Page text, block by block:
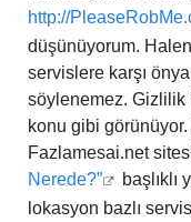
http://
düşünüyorum.
servislere karşı
söylenemez. Gizlilik
konu gibi
Fazlamesai.net
Nerede?”
başlıklı
lokasyon bazlı